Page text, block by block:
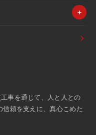
事を通じて、人と人との
頼を支えに、真心こめた